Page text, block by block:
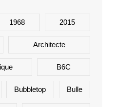
1968 2015
Architecte
B6C
Bubbletop Bulle